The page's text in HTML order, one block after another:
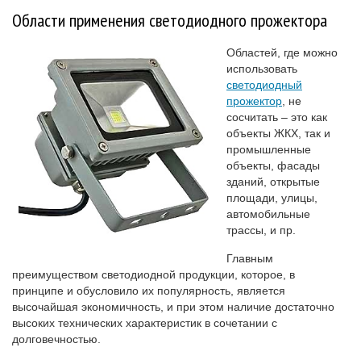
Области применения светодиодного прожектора
Областей, где можно
использовать
светодиодный
прожектор , не
сосчитать – это как
объекты ЖКХ, так и
промышленные
объекты, фасады
зданий, открытые
площади, улицы,
автомобильные
трассы, и пр.
Главным
преимуществом светодиодной продукции, которое, в
принципе и обусловило их популярность, является
высочайшая экономичность, и при этом наличие достаточно
высоких технических характеристик в сочетании с
долговечностью.